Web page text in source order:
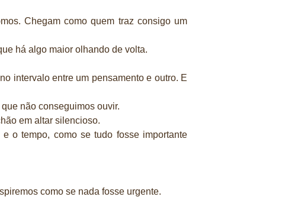
Chegam como quem traz consigo um
há algo maior olhando de volta.
intervalo entre um pensamento e outro. E
não conseguimos ouvir.
em altar silencioso.
o tempo, como se tudo fosse importante
como se nada fosse urgente.